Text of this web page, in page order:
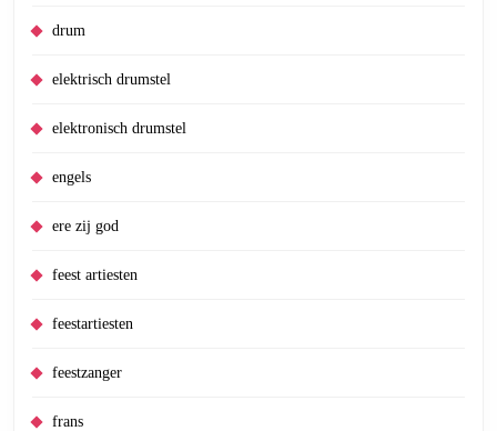
drum
elektrisch drumstel
elektronisch drumstel
engels
ere zij god
feest artiesten
feestartiesten
feestzanger
frans